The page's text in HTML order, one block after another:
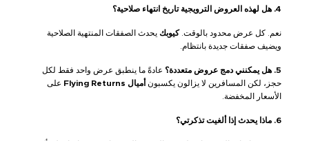
4. هل لهذه العروض الترويجية تاريخ انتهاء صلاحية؟
نعم. كل عرض محدود بالوقت.كيوبك يحدث الصفقات المنتهية الصلاحية
ويضيف صفقات جديدة بانتظام.
5. هل يمكنني دمج عروض متعددة؟
عادةً ما ينطبق عرض واحد فقط لكل
حجز، لكن المسافرين لا يزالون يكسبون أميال Flying Returns
على
الأسعار المخفضة.
6. ماذا يحدث إذا ألغيت تذكرتي؟